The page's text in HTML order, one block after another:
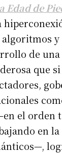
Edad de
y
de
que
el orden
en